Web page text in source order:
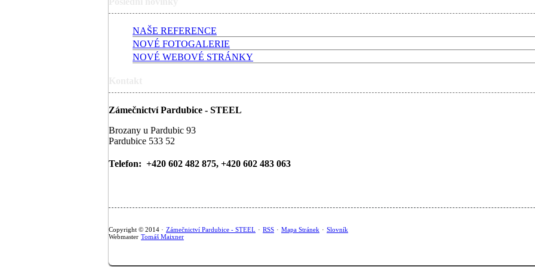
NAŠE REFERENCE
NOVÉ FOTOGALERIE
NOVÉ WEBOVÉ STRÁNKY
Zámečnictví Pardubice - STEEL
Brozany u Pardubic 93
Pardubice 533 52
Telefon: +420 602 482 875, +420 602 483 063
Copyright © 2014 · Zámečnictví Pardubice - STEEL · RSS · Mapa Stránek · Slovník
Webmaster Tomáš Maixner